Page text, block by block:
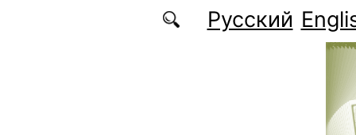
Перейти к основному содержаниюРусский